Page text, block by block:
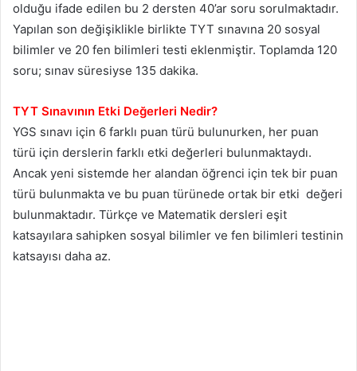
olduğu ifade edilen bu 2 dersten 40’ar soru sorulmaktadır.
Yapılan son değişiklikle birlikte TYT sınavına 20 sosyal
bilimler ve 20 fen bilimleri testi eklenmiştir. Toplamda 120
soru; sınav süresiyse 135 dakika.
TYT Sınavının Etki Değerleri Nedir?
YGS sınavı için 6 farklı puan türü bulunurken, her puan
türü için derslerin farklı etki değerleri bulunmaktaydı.
Ancak yeni sistemde her alandan öğrenci için tek bir puan
türü bulunmakta ve bu puan türünede ortak bir etki değeri
bulunmaktadır. Türkçe ve Matematik dersleri eşit
katsayılara sahipken sosyal bilimler ve fen bilimleri testinin
katsayısı daha az.